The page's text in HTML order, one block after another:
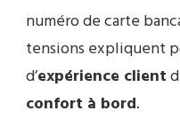
numéro de carte
tensions expliquent
d’expérience client
confort à bord.